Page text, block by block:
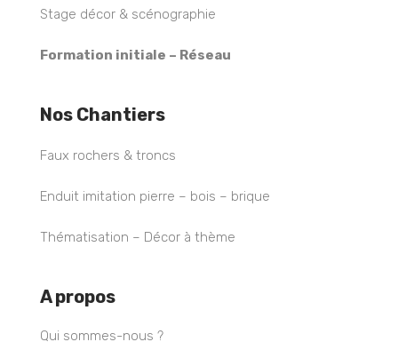
Stage décor & scénographie
Formation initiale – Réseau
Nos Chantiers
Faux rochers & troncs
Enduit imitation pierre – bois – brique
Thématisation – Décor à thème
A propos
Qui sommes-nous ?